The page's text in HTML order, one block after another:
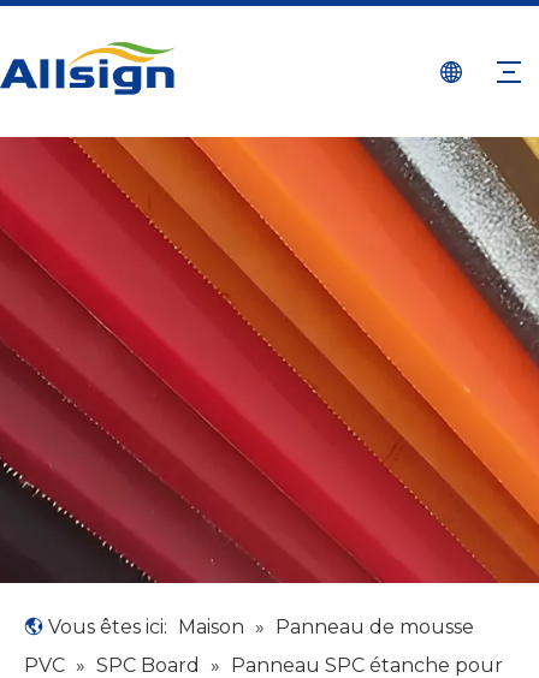
Vous êtes ici: Maison » Panneau de mousse
PVC » SPC Board » Panneau SPC étanche pour